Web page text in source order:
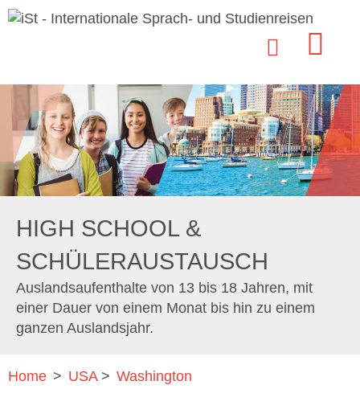
HIGH SCHOOL &
SCHÜLERAUSTAUSCH
Auslandsaufenthalte von 13 bis 18 Jahren, mit
einer Dauer von einem Monat bis hin zu einem
ganzen Auslandsjahr.
Home > USA> Washington